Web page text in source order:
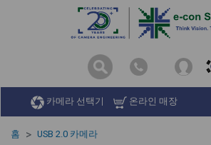
카메라 선택기 온라인 매장
홈
USB 2.0 카메라